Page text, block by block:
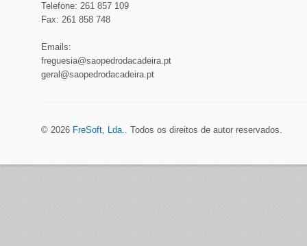
Telefone: 261 857 109
Fax: 261 858 748
Emails:
freguesia@saopedrodacadeira.pt
geral@saopedrodacadeira.pt
© 2026 FreSoft, Lda.. Todos os direitos de autor reservados.